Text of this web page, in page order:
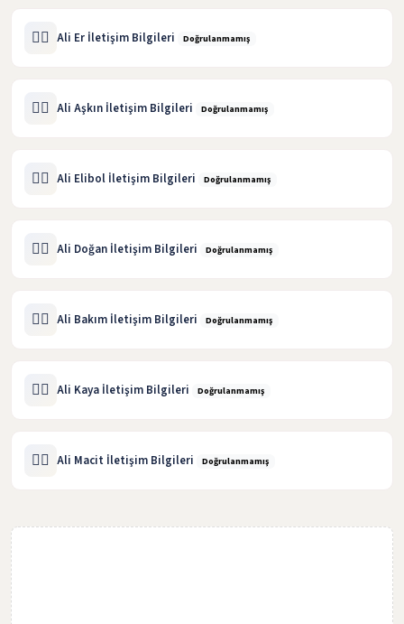
🧑‍⚖️ Ali Er İletişim Bilgileri Doğrulanmamış
🧑‍⚖️ Ali Aşkın İletişim Bilgileri Doğrulanmamış
🧑‍⚖️ Ali Elibol İletişim Bilgileri Doğrulanmamış
🧑‍⚖️ Ali Doğan İletişim Bilgileri Doğrulanmamış
🧑‍⚖️ Ali Bakım İletişim Bilgileri Doğrulanmamış
🧑‍⚖️ Ali Kaya İletişim Bilgileri Doğrulanmamış
🧑‍⚖️ Ali Macit İletişim Bilgileri Doğrulanmamış